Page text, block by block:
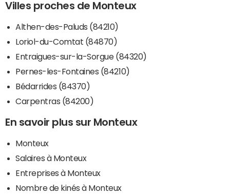
Villes proches de Monteux
Althen-des-Paluds (84210)
Loriol-du-Comtat (84870)
Entraigues-sur-la-Sorgue (84320)
Pernes-les-Fontaines (84210)
Bédarrides (84370)
Carpentras (84200)
En savoir plus sur Monteux
Monteux
Salaires à Monteux
Entreprises à Monteux
Nombre de kinés à Monteux